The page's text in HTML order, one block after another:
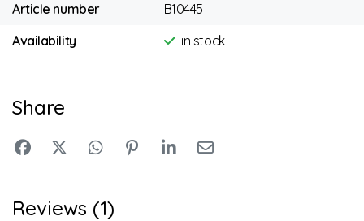
Article number
B10445
Availability
in stock
Share
Reviews (1)